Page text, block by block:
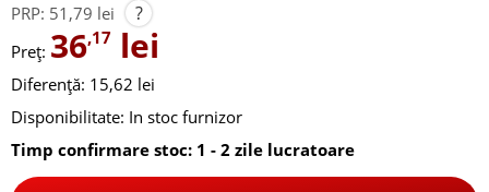
PRP: 51,79 lei ?
Preț: 36,17 lei
Diferență: 15,62 lei
Disponibilitate: In stoc furnizor
Timp confirmare stoc: 1 - 2 zile lucratoare